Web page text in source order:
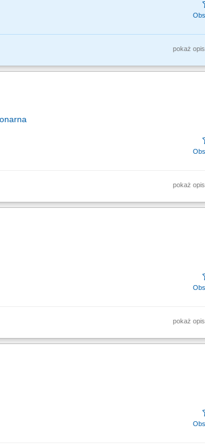
pokaż opis
sprzedażową przy wsparciu opiekuna
pokaż opis
ze standardami firmy. Prawidłowa ekspozycja
pokaż opis
zgodnie z obowiązującymi procedurami. Wystawianie